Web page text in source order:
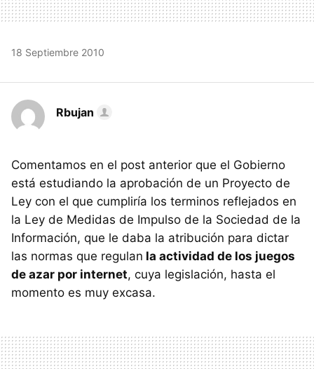
18 Septiembre 2010
Rbujan
Comentamos en el post anterior que el Gobierno
está estudiando la aprobación de un Proyecto de
Ley con el que cumpliría los terminos reflejados en
la Ley de Medidas de Impulso de la Sociedad de la
Información, que le daba la atribución para dictar
las normas que regulan la actividad de los juegos
de azar por internet, cuya legislación, hasta el
momento es muy excasa.